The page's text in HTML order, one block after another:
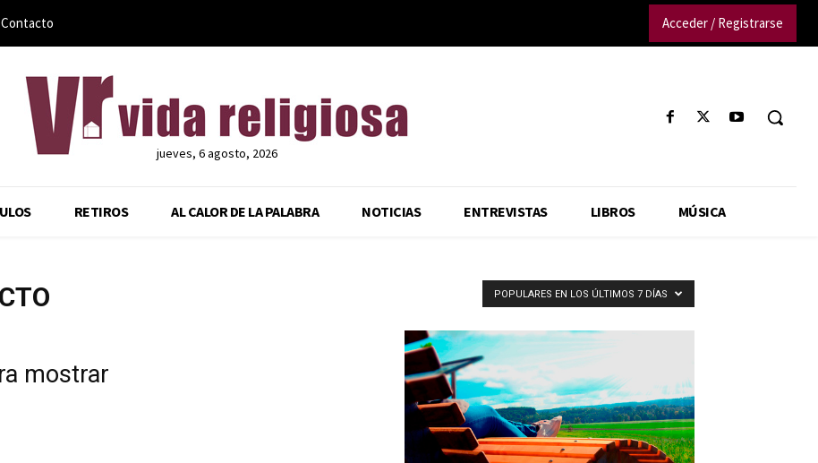
Contacto Acceder / Registrarse
jueves, 6 agosto, 2026
RETIROS AL CALOR DE LA PALABRA NOTICIAS ENTREVISTAS LIBROS MÚSICA
POPULARES EN LOS ÚLTIMOS 7 DÍAS
mostrar